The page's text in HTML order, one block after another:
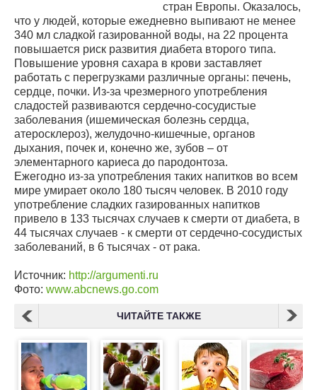
стран Европы. Оказалось,
что у людей, которые ежедневно выпивают не менее
340 мл сладкой газированной воды, на 22 процента
повышается риск развития диабета второго типа.
Повышение уровня сахара в крови заставляет
работать с перегрузками различные органы: печень,
сердце, почки. Из-за чрезмерного употребления
сладостей развиваются сердечно-сосудистые
заболевания (ишемическая болезнь сердца,
атеросклероз), желудочно-кишечные, органов
дыхания, почек и, конечно же, зубов – от
элементарного кариеса до пародонтоза.
Ежегодно из-за употребления таких напитков во всем
мире умирает около 180 тысяч человек. В 2010 году
употребление сладких газированных напитков
привело в 133 тысячах случаев к смерти от диабета, в
44 тысячах случаев - к смерти от сердечно-сосудистых
заболеваний, в 6 тысячах - от рака.
Источник: http://argumenti.ru
Фото: www.abcnews.go.com
ЧИТАЙТЕ ТАКЖЕ